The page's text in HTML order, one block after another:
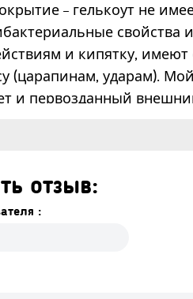
– гелькоут не
и кипятку,
(царапинам, ударам).
и первозданный
отзыв:
: